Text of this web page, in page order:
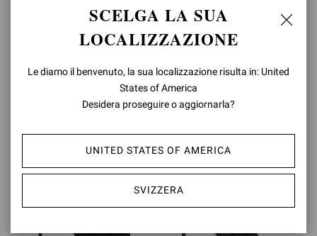
+2
JUNGLE MAMBA
BOOTIE
CHF1.510,00
SCELGA LA SUA
LOCALIZZAZIONE
Le diamo il benvenuto, la sua localizzazione risulta in: United
States of America
Desidera proseguire o aggiornarla?
UNITED STATES OF AMERICA
SVIZZERA